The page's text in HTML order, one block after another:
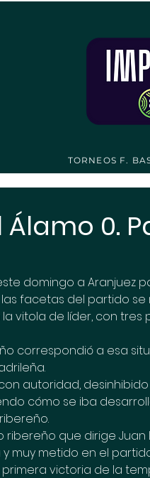
TORNEOS F.
Álamo 0.
domingo a Aranjuez
facetas del partido se
vitola de líder, con tres
correspondió a esa
autoridad,
cómo se iba
que dirige Juan
muy metido en el
victoria de la